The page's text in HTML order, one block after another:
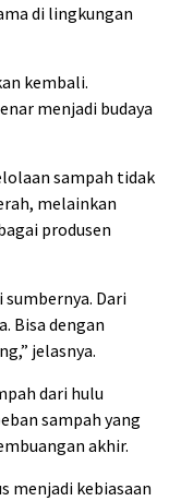
di lingkungan
kembali.
menjadi budaya
sampah tidak
melainkan
produsen
Dari
Bisa dengan
jelasnya.
dari hulu
sampah yang
akhir.
menjadi kebiasaan